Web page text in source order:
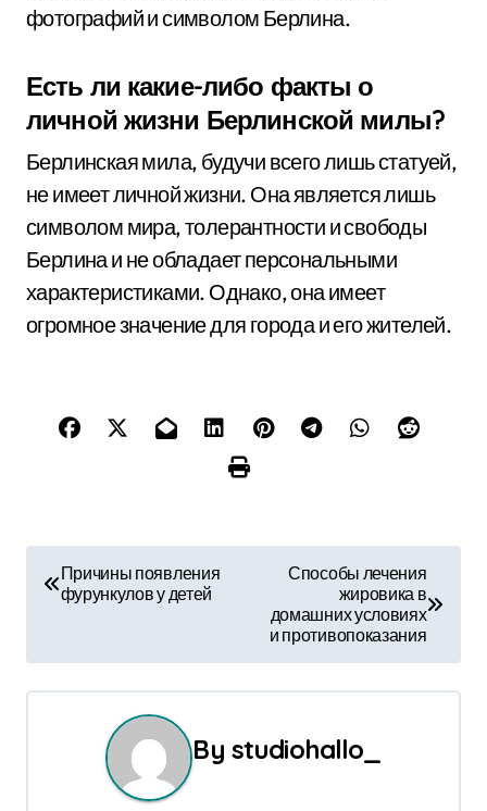
фотографий и символом Берлина.
Есть ли какие-либо факты о
личной жизни Берлинской милы?
Берлинская мила, будучи всего лишь статуей,
не имеет личной жизни. Она является лишь
символом мира, толерантности и свободы
Берлина и не обладает персональными
характеристиками. Однако, она имеет
огромное значение для города и его жителей.
в
и
Причины появления
фурункулов у детей
Способы лечения
жировика в
домашних условиях
и противопоказания
By studiohallo_